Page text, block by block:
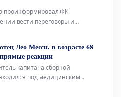
проинформировал ФК
вести переговоры и
Валенсийский нападающий
Чемпионата мира, и сообщил
Флику
Лео Месси, в возрасте 68
реакции
капитана сборной
под медицинским
месяцев из-за своего